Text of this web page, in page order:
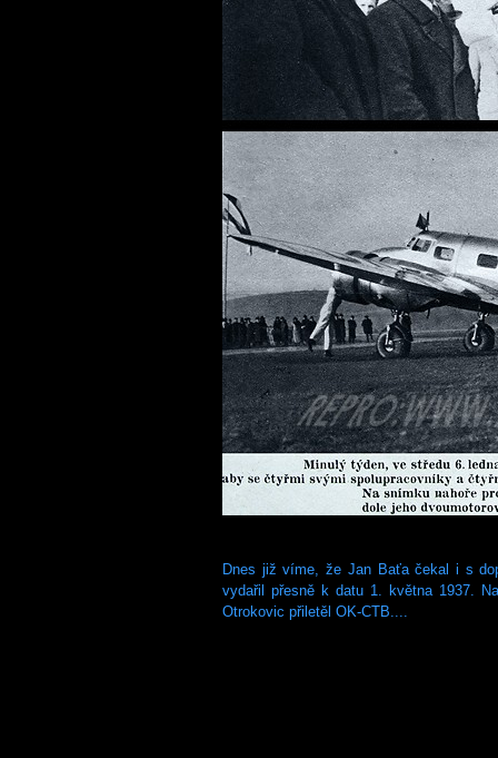
Dnes již víme, že Jan Baťa čekal i s
vydařil přesně k datu 1. května 1937.
Otrokovic přiletěl OK-CTB....